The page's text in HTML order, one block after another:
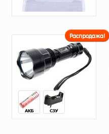
Распродажа!